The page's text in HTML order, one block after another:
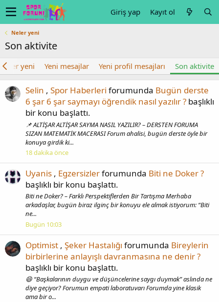
Giriş yap Kayıt ol
Neler yeni
Son aktivite
Neler yeni Yeni mesajlar Yeni profil mesajları Son aktivite
Selin , Spor Haberleri forumunda Bugün derste
6 şar 6 şar saymayı öğrendik nasıl yazılır ? başlıklı
bir konu başlattı.
📌 ALTİŞAR ALTİŞAR SAYMA NASIL YAZILIR? – DERSTEN FORUMA
SIZAN MATEMATİK MACERASI Forum ahalisi, bugün derste öyle bir
konuya girdik ki...
18 dakika önce
Uyanis , Egzersizlerforumunda Biti ne Doker ?
başlıklı bir konu başlattı.
Biti ne Doker? – Farklı Perspektiflerden Bir Tartışma Merhaba
arkadaşlar, bugün biraz ilginç bir konuyu ele almak istiyorum: “Biti
ne...
Bugün 10:03
Optimist , Şeker Hastalığı forumunda Bireylerin
birbirlerine anlayışlı davranmasına ne denir ?
başlıklı bir konu başlattı.
😄 “Başkalarının duygu ve düşüncelerine saygı duymak” aslında ne
diye geçiyor? Forumun empati laboratuvarı Forumda yine klasik
ama bir o...